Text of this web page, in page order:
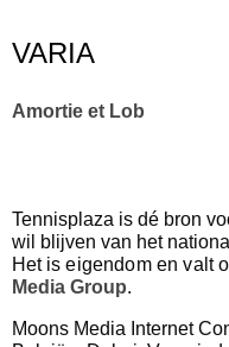
VARIA
Amortie et Lob
Tennisplaza is dé bron
wil blijven van het
Het is eigendom en valt
Media Group.
Moons Media Internet